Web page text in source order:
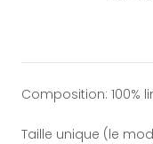
Composition: 100%
Taille unique (le